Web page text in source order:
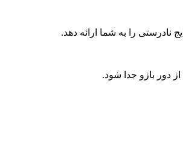
نادرستی را به شما ارائه دهد.
دور بازو جدا شود.